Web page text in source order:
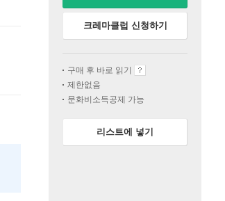
크레마클럽 신청하기
구매 후 바로 읽기
제한없음
문화비소득공제 가능
리스트에 넣기